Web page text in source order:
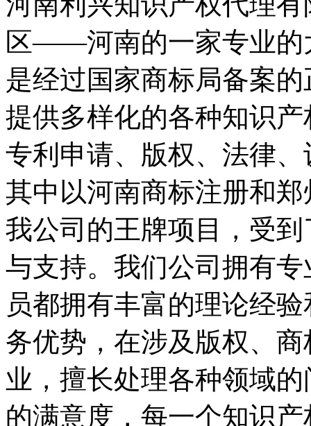
区——河南的一家专业的
是经过国家商标局备案
提供多样化的各种知识
专利申请、版权、法律
其中以河南商标注册和
我公司的王牌项目，受
与支持。我们公司拥有
员都拥有丰富的理论经
务优势，在涉及版权、
业，擅长处理各种领域
的满意度，每一个知识